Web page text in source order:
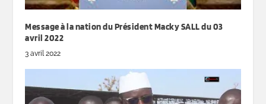
Message à la nation du Président Macky SALL du 03
avril 2022
3 avril 2022